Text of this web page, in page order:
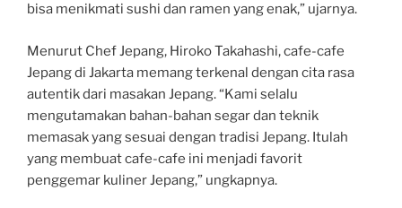
bisa menikmati sushi dan ramen yang enak,” ujarnya.
Menurut Chef Jepang, Hiroko Takahashi, cafe-cafe
Jepang di Jakarta memang terkenal dengan cita rasa
autentik dari masakan Jepang. “Kami selalu
mengutamakan bahan-bahan segar dan teknik
memasak yang sesuai dengan tradisi Jepang. Itulah
yang membuat cafe-cafe ini menjadi favorit
penggemar kuliner Jepang,” ungkapnya.